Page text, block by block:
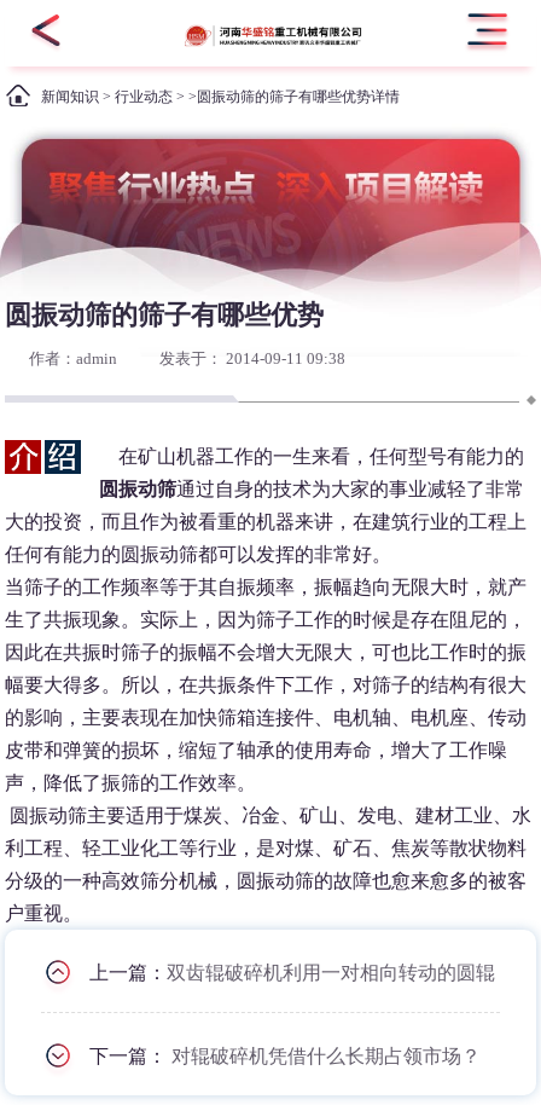
新闻知识 >行业动态 > >圆振动筛的筛子有哪些优势详情
圆振动筛的筛子有哪些优势
作者：admin 发表于： 2014-09-11 09:38
在矿山机器工作的一生来看，任何型号有能力的
圆振动筛通过自身的技术为大家的事业减轻了非常
大的投资，而且作为被看重的机器来讲，在建筑行业的工程上
任何有能力的圆振动筛都可以发挥的非常好。
当筛子的工作频率等于其自振频率，振幅趋向无限大时，就产
生了共振现象。实际上，因为筛子工作的时候是存在阻尼的，
因此在共振时筛子的振幅不会增大无限大，可也比工作时的振
幅要大得多。所以，在共振条件下工作，对筛子的结构有很大
的影响，主要表现在加快筛箱连接件、电机轴、电机座、传动
皮带和弹簧的损坏，缩短了轴承的使用寿命，增大了工作噪
声，降低了振筛的工作效率。
圆振动筛主要适用于煤炭、冶金、矿山、发电、建材工业、水
利工程、轻工业化工等行业，是对煤、矿石、焦炭等散状物料
分级的一种高效筛分机械，圆振动筛的故障也愈来愈多的被客
户重视。
上一篇：双齿辊破碎机利用一对相向转动的圆辊
下一篇： 对辊破碎机凭借什么长期占领市场？